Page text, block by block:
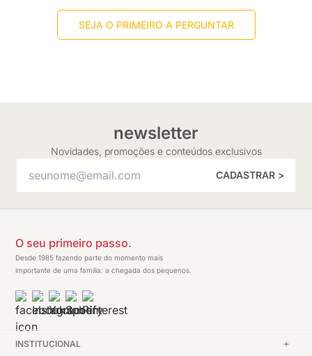
SEJA O PRIMEIRO A PERGUNTAR
newsletter
Novidades, promoções e conteúdos exclusivos
CADASTRAR >
O seu primeiro passo.
Desde 1985 fazendo parte do momento mais
importante de uma família: a chegada dos pequenos.
INSTITUCIONAL